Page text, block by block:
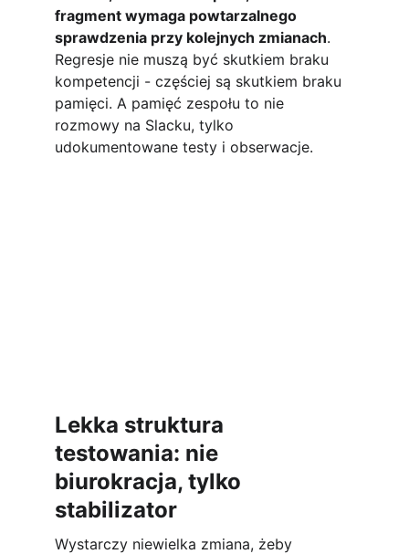
fragment wymaga powtarzalnego
sprawdzenia przy kolejnych zmianach.
Regresje nie muszą być skutkiem braku
kompetencji - częściej są skutkiem braku
pamięci. A pamięć zespołu to nie
rozmowy na Slacku, tylko
udokumentowane testy i obserwacje.
Lekka struktura
testowania: nie
biurokracja, tylko
stabilizator
Wystarczy niewielka zmiana, żeby